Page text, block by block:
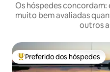
Os hóspedes
muito bem avaliadas
outros
Entre os melhores preferidos
Preferido dos hóspedes